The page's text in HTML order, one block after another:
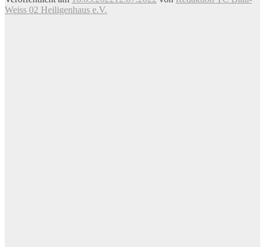
Weiss 02 Heiligenhaus e.V.